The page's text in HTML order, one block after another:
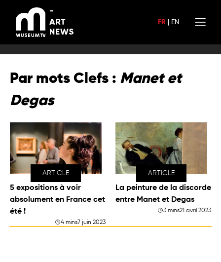
contenu
FR EN
Par mots Clefs : Manet et
Degas
ARTICLE
5 expositions à voir
absolument en France cet
été !
4 mins7 juin 2023
ARTICLE
La peinture de la discorde
entre Manet et Degas
3 mins21 avril 2023